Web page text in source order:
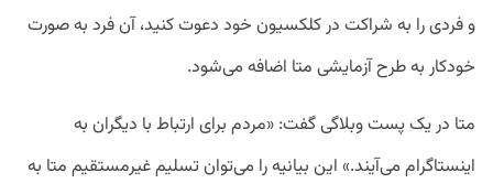
و فردی را به شراکت در کلکسیون خود دعوت کنید،‌ آن فرد به صورت
خودکار به طرح آزمایشی متا اضافه می‌شود.
متا در یک پست وبلاگی گفت: «مردم برای ارتباط با دیگران به
اینستاگرام می‌آیند.» این بیانیه را می‌توان تسلیم غیرمستقیم متا به